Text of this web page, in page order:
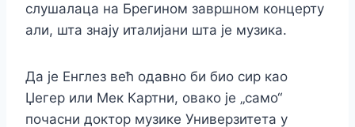
слушалаца на Брегином завршном концерту
али, шта знају италијани шта је музика.
Да је Енглез већ одавно би био сир као
Џегер или Мек Картни, овако је „само“
почасни доктор музике Универзитета у